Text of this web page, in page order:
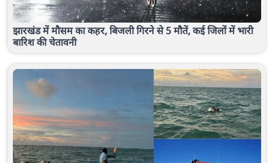
झारखंड में मौसम का कहर, बिजली गिरने से 5 मौतें, कई जिलों में भारी
बारिश की चेतावनी